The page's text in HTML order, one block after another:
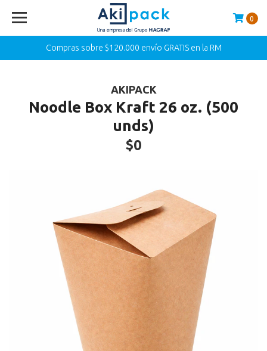
Compras sobre $120.000 envío GRATIS en la RM
0
AKIPACK
Noodle Box Kraft 26 oz. (500
unds)
$0